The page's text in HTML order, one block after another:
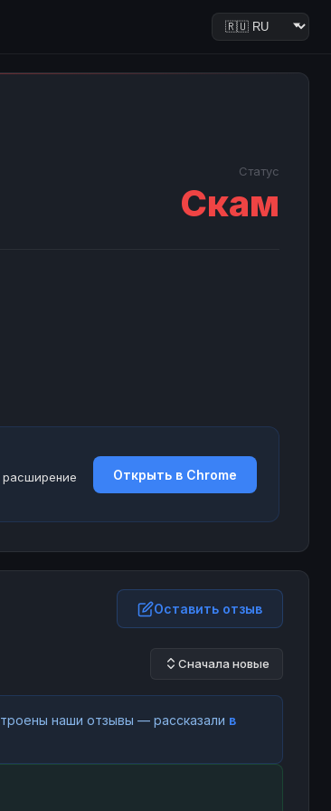
Статус
Скам
расширение
Открыть в Chrome
Оставить отзыв
Сначала новые
наши отзывы — рассказали в